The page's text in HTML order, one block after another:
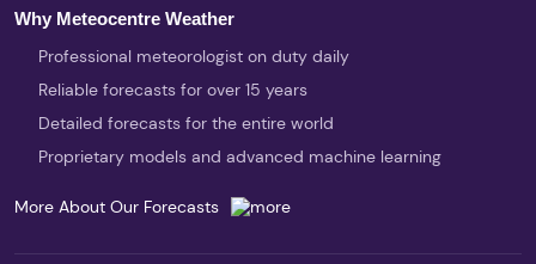
Why Meteocentre Weather
Professional meteorologist on duty daily
Reliable forecasts for over 15 years
Detailed forecasts for the entire world
Proprietary models and advanced machine learning
More About Our Forecasts